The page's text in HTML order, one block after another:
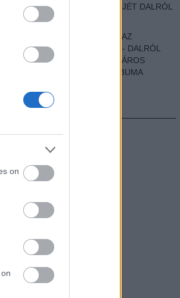
on
MA MEGJELENT EP-JÉT DALRÓL
DALRA!
A FELELŐSSÉGTŐL AZ
ELLOPOTT FÖLDIG - DALRÓL
DALRA A KÉPZELT VÁROS
SAMIZDAT CÍMŰ ALBUMA
HIRDETÉS